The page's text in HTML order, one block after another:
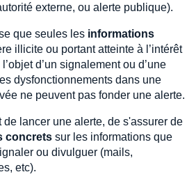
externe, ou alerte publique).
que seules les informations
illicite ou portant atteinte à l’intérêt
d’un signalement ou d’une
dysfonctionnements dans une
ne peuvent pas fonder une alerte.
de lancer une alerte, de s'assurer de
concrets sur les informations que
ou divulguer (mails,
etc).